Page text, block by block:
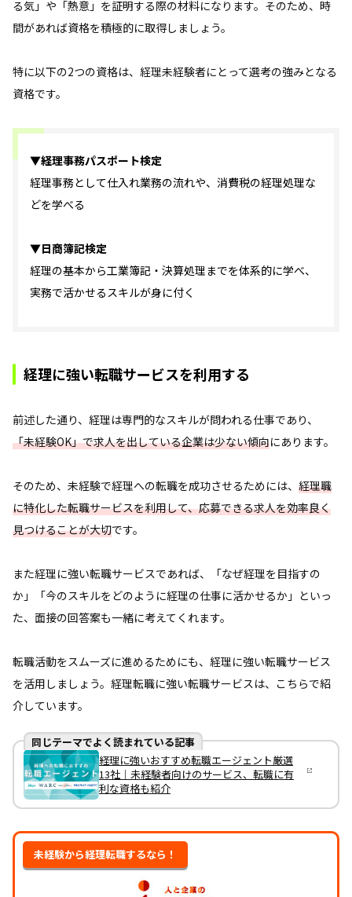
る気」や「熱意」を証明する際の材料になります。そのため、時
間があれば資格を積極的に取得しましょう。
特に以下の2つの資格は、経理未経験者にとって選考の強みとなる
資格です。
▼経理事務パスポート検定
経理事務として仕入れ業務の流れや、消費税の経理処理な
どを学べる
▼日商簿記検定
経理の基本から工業簿記・決算処理までを体系的に学べ、
実務で活かせるスキルが身に付く
経理に強い転職サービスを利用する
前述した通り、経理は専門的なスキルが問われる仕事であり、
「未経験OK」で求人を出している企業は少ない傾向にあります。
そのため、未経験で経理への転職を成功させるためには、 経理職
に特化した転職サービスを利用して、応募できる求人を効率良く
見つけることが大切です。
また経理に強い転職サービスであれば、「なぜ経理を目指すの
か」「今のスキルをどのように経理の仕事に活かせるか」といっ
た、面接の回答案も一緒に考えてくれます。
転職活動をスムーズに進めるためにも、経理に強い転職サービス
を活用しましょう。経理転職に強い転職サービスは、こちらで紹
介しています。
同じテーマでよく読まれている記事
経理に強いおすすめ転職エージェント厳選
13社｜未経験者向けのサービス、転職に有
利な資格も紹介
未経験から経理転職するなら！